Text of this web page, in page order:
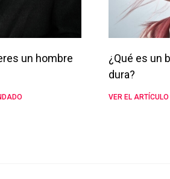
un hombre
¿Qué es un
dura?
VER EL